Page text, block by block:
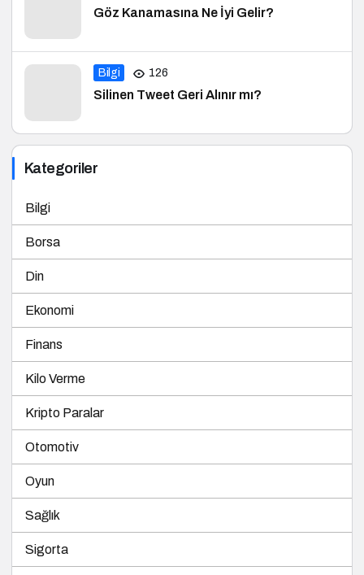
Bilgi 126
Bilgi
Din
Oyun
Sigorta
Spor
Teknoloji